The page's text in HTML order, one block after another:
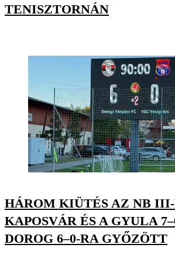
TENISZTORNÁN
HÁROM KIÜTÉS AZ NB
KAPOSVÁR ÉS A GYULA
DOROG 6–0-RA GYŐZÖTT